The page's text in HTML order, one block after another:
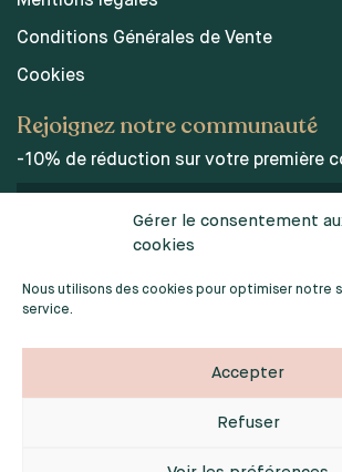
Gérer le consentement
cookies
Nous utilisons des cookies pour optimiser notre
service.
Accepter
Refuser
Conditions Générales de Vente
Cookies
Rejoignez notre communauté
-10% de réduction sur votre première
personnelles.